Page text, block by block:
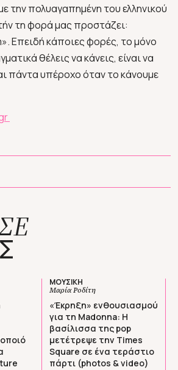
την πολυαγαπημένη του ελληνικού
τη φορά μας προστάζει:
Επειδή κάποιες φορές, το μόνο
θέλεις να κάνεις, είναι να
πάντα υπέροχο όταν το κάνουμε
ΜΟΥΣΙΚΗ
Μαρία Ροδίτη
«Έκρηξη» ενθουσιασμού
για τη Madonna: Η
βασίλισσα της pop
μετέτρεψε την Times
Square σε ένα τεράστιο
πάρτι (photos & video)